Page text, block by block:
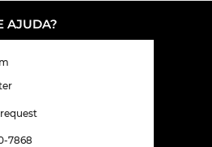
AJUDA?
7868